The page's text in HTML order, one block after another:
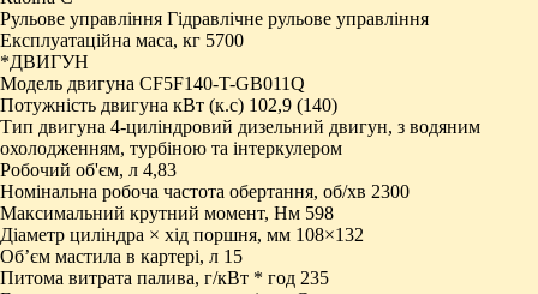
Рульове управління Гідравлічне рульове управління
Експлуатаційна маса, кг 5700
*ДВИГУН
Модель двигуна CF5F140-T-GB011Q
Потужність двигуна кВт (к.с) 102,9 (140)
Тип двигуна 4-циліндровий дизельний двигун, з водяним
охолодженням, турбіною та інтеркулером
Робочий об'єм, л 4,83
Номінальна робоча частота обертання, об/хв 2300
Максимальний крутний момент, Нм 598
Діаметр циліндра × хід поршня, мм 108×132
Об’єм мастила в картері, л 15
Питома витрата палива, г/кВт * год 235